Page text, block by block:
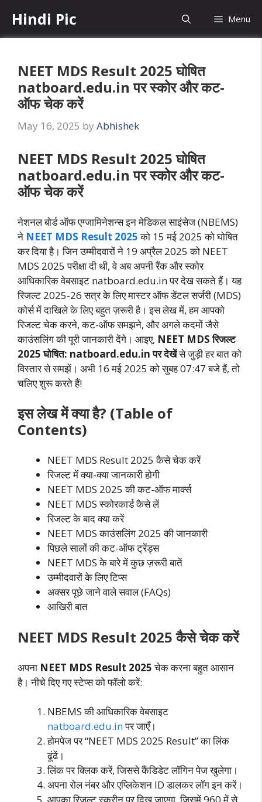
content
Hindi Pic Menu
NEET MDS Result 2025 घोषित
natboard.edu.in पर स्कोर और कट-
ऑफ चेक करें
May 16, 2025 by Abhishek
NEET MDS Result 2025 घोषित
natboard.edu.in पर स्कोर और कट-
ऑफ चेक करें
नेशनल बोर्ड ऑफ एग्जामिनेशन्स इन मेडिकल साइंसेज (NBEMS)
ने NEET MDS Result 2025को 15 मई 2025 को घोषित
कर दिया है। जिन उम्मीदवारों ने 19 अप्रैल 2025 को NEET
MDS 2025 परीक्षा दी थी, वे अब अपनी रैंक और स्कोर
आधिकारिक वेबसाइट natboard.edu.in पर देख सकते हैं। यह
रिजल्ट 2025-26 सत्र के लिए मास्टर ऑफ डेंटल सर्जरी (MDS)
कोर्स में दाखिले के लिए बहुत ज़रूरी है। इस लेख में, हम आपको
रिजल्ट चेक करने, कट-ऑफ समझने, और अगले कदमों जैसे
काउंसलिंग की पूरी जानकारी देंगे। आइए, NEET MDS रिजल्ट
2025 घोषित: natboard.edu.in पर देखेंसे जुड़ी हर बात को
विस्तार से समझें। अभी 16 मई 2025 को सुबह 07:47 बजे हैं, तो
चलिए शुरू करते हैं!
इस लेख में क्या है? (Table of
Contents)
NEET MDS Result 2025 कैसे चेक करें
रिजल्ट में क्या-क्या जानकारी होगी
NEET MDS 2025 की कट-ऑफ मार्क्स
NEET MDS स्कोरकार्ड कैसे लें
रिजल्ट के बाद क्या करें
NEET MDS काउंसलिंग 2025 की जानकारी
पिछले सालों की कट-ऑफ ट्रेंड्स
NEET MDS के बारे में कुछ ज़रूरी बातें
उम्मीदवारों के लिए टिप्स
अक्सर पूछे जाने वाले सवाल (FAQs)
आखिरी बात
NEET MDS Result 2025 कैसे चेक करें
अपना NEET MDS Result 2025चेक करना बहुत आसान
है। नीचे दिए गए स्टेप्स को फॉलो करें:
NBEMS की आधिकारिक वेबसाइट
natboard.edu.inपर जाएँ।
होमपेज पर “NEET MDS 2025 Result” का लिंक
ढूंढें।
लिंक पर क्लिक करें, जिससे कैंडिडेट लॉगिन पेज खुलेगा।
अपना रोल नंबर और एप्लिकेशन ID डालकर लॉग इन करें।